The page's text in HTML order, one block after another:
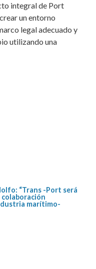
integral de Port
un entorno
legal adecuado y
utilizando una
“Trans -Port será
colaboración
marítimo-